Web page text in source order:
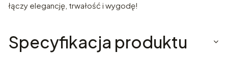
łączy elegancję, trwałość i wygodę!
Specyfikacja produktu